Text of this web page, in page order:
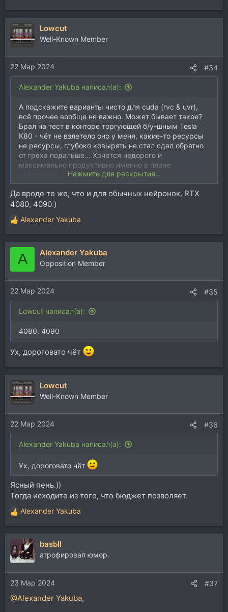
Lowcut
Well-Known Member
22 Мар 2024 #34
Alexander Yakuba написал(а):
А подскажите варианты чисто для cuda (rvc & uvr),
всё прочее вообще не важно. Может бывает такое?
Брал на тест в конторе торгующей б/у-шным Tesla
K80 - чёт не взлетело оно у меня, какие-то ресурсы
не ресурсы, глубоко ковырять не стал сдал обратно
от греха подальше... Хочется недорого и
максимально продуктивно именно в плане
нейросеток всяких звуковых...
Нажмите для раскрытия...
Да вроде те же, что и для обычных нейронок, RTX
4080, 4090.)
Р
е
а
и
и
:
Alexander Yakuba
A Alexander Yakuba
Opposition Member
22 Мар 2024 #35
Lowcut написал(а):
4080, 4090
Ух, дороговато чёт
Lowcut
Well-Known Member
22 Мар 2024 #36
Alexander Yakuba написал(а):
Ух, дороговато чёт
Ясный пень.))
Тогда исходите из того, что бюджет позволяет.
Р
е
а
к
ц
и
и
:
Alexander Yakuba
basЫl
атрофировал юмор.
23 Мар 2024 #37
@Alexander Yakuba,